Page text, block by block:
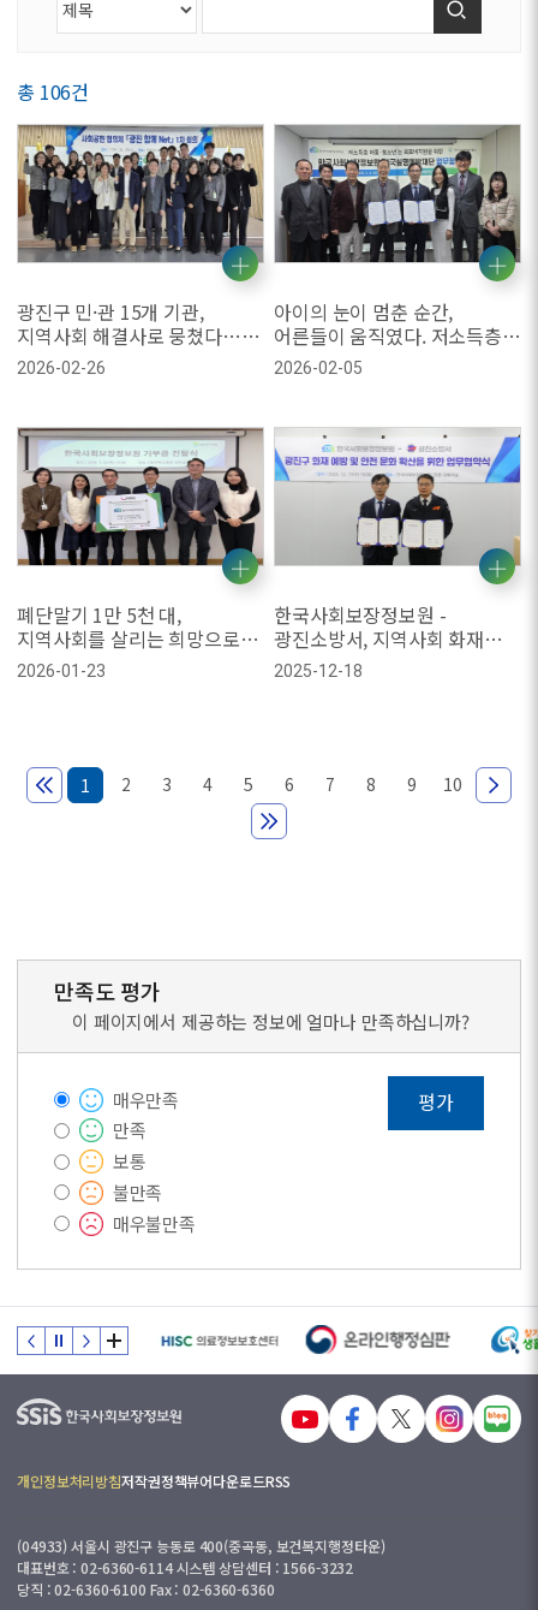
총 106건
광진구 민·관 15개 기관,
지역사회 해결사로 뭉쳤다…
‘광진 함께 Net’ 2026년 본격
가동
2026-02-26
아이의 눈이 멈춘 순간,
어른들이 움직였다. 저소득층
아동·청소년 눈 의료비 지원
협력
2026-02-05
폐단말기 1만 5천 대,
지역사회를 살리는 희망으로
돌아오다
2026-01-23
한국사회보장정보원 -
광진소방서, 지역사회 화재
예방 및 안전 문화 확산을 위한
업무협약 체결
2025-12-18
1 2 3 4 5 6 7 8 9 10
만족도 평가
이 페이지에서 제공하는 정보에 얼마나 만족하십니까?
매우만족
만족
보통
불만족
매우불만족
평가
개인정보처리방침저작권정책뷰어다운로드RSS
(04933) 서울시 광진구 능동로 400(중곡동, 보건복지행정타운)
대표번호 : 02-6360-6114 시스템 상담센터 : 1566-3232
당직 : 02-6360-6100 Fax : 02-6360-6360